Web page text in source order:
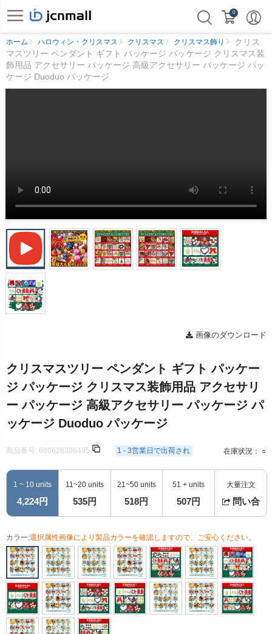
0
ホーム ハロウィン・クリスマス クリスマス クリスマス飾り
クリス
マスツリー ペンダント ギフト パッケージ パッケージ クリスマス装
飾用品 アクセサリー パッケージ 高級アクセサリー パッケージ パッ
ケージ Duoduo パッケージ
画像のダウンロード
クリスマスツリー ペンダント ギフト パッケー
ジ パッケージ クリスマス装飾用品 アクセサリ
ー パッケージ 高級アクセサリー パッケージ パ
ッケージ Duoduo パッケージ
商品番号: 680626386495 1 - 3営業日で出荷され 在庫状況： ○
1 ~ 10 units
4,224円
11~20 units
535円
21~50 units
518円
51 + units
507円
大量注文
問い合
カラー:選択属性画像により製品カラーを確認しますので、ご安心ください。